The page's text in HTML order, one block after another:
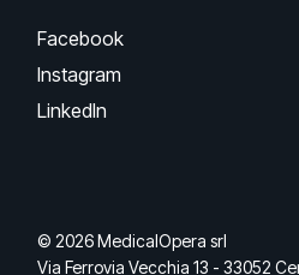
Facebook
Instagram
LinkedIn
© 2026 MedicalOpera srl
Via Ferrovia Vecchia 13 - 33052